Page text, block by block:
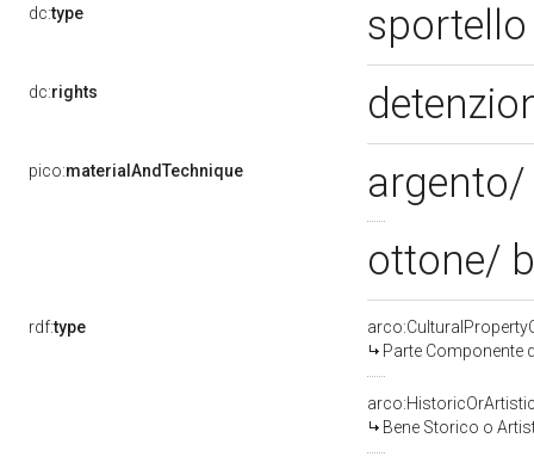
dc:type
dc:rights
pico:materialAndTechnique
ottone/
rdf:type
Parte Componente
Bene Storico o